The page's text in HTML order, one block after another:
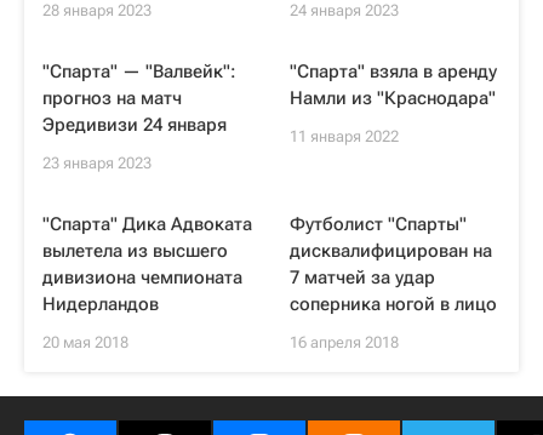
28 января 2023 24 января 2023
"Спарта" — "Валвейк":
прогноз на матч
Эредивизи 24 января
23 января 2023
"Спарта" взяла в аренду
Намли из "Краснодара"
11 января 2022
"Спарта" Дика Адвоката
вылетела из высшего
дивизиона чемпионата
Нидерландов
20 мая 2018
Футболист "Спарты"
дисквалифицирован на
7 матчей за удар
соперника ногой в лицо
16 апреля 2018